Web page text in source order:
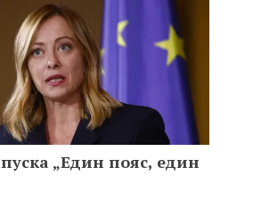
„Един пояс, един